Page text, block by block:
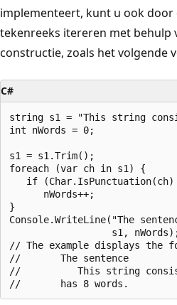
implementeert, kunt u ook door
tekenreeks itereren met behulp
constructie, zoals het volgende
C#
string s1 = "This string
int nWords = 0;
s1 = s1.Trim();
foreach (var ch in s1) {
if
      nWords++;
}
Console.WriteLine("The
// The example displays the
//       The sentence
//          This string